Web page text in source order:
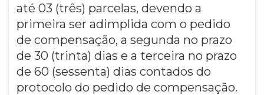
até 03 (três) parcelas, devendo a
primeira ser adimplida com o pedido
de compensação, a segunda no prazo
de 30 (trinta) dias e a terceira no prazo
de 60 (sessenta) dias contados do
protocolo do pedido de compensação.